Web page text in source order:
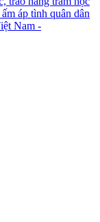
áp tình quân dân
Nam -